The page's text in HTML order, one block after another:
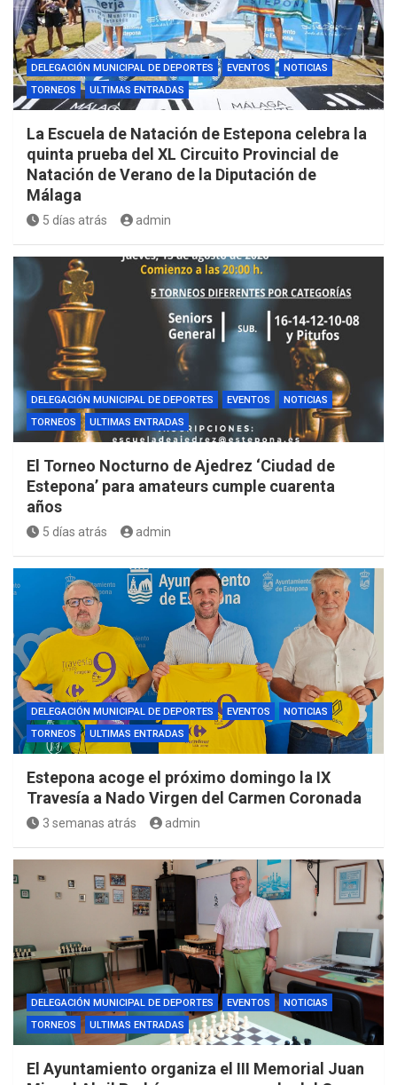
DELEGACIÓN MUNICIPAL DE DEPORTES EVENTOS
NOTICIAS
TORNEOS
ULTIMAS ENTRADAS
La Escuela de Natación de Estepona celebra la
quinta prueba del XL Circuito Provincial de
Natación de Verano de la Diputación de
Málaga
5 días atrás admin
DELEGACIÓN MUNICIPAL DE DEPORTES EVENTOS
NOTICIAS
TORNEOS
ULTIMAS ENTRADAS
El Torneo Nocturno de Ajedrez ‘Ciudad de
Estepona’ para amateurs cumple cuarenta
años
5 días atrás admin
DELEGACIÓN MUNICIPAL DE DEPORTES EVENTOS
NOTICIAS
TORNEOS
ULTIMAS ENTRADAS
Estepona acoge el próximo domingo la IX
Travesía a Nado Virgen del Carmen Coronada
3 semanas atrás admin
DELEGACIÓN MUNICIPAL DE DEPORTES EVENTOS
NOTICIAS
TORNEOS
ULTIMAS ENTRADAS
El Ayuntamiento organiza el III Memorial Juan